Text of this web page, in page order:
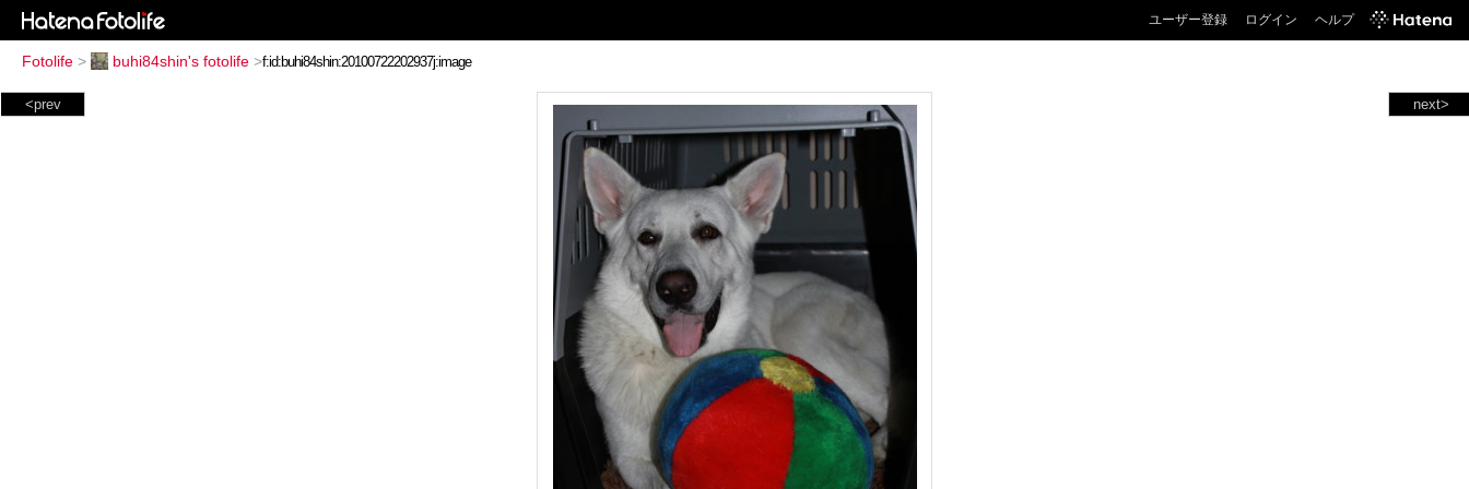
ユーザー登録 ログイン ヘルプ
Fotolife > buhi84shin's fotolife >
next>
<prev